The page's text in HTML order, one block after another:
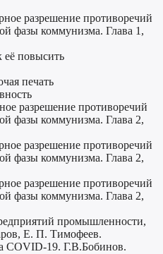
разрешение противоречий
фазы коммунизма. Глава 1,
её повысить
печать
разрешение противоречий
фазы коммунизма. Глава 2,
разрешение противоречий
фазы коммунизма. Глава 2,
разрешение противоречий
фазы коммунизма. Глава 2,
промышленности,
Е. П. Тимофеев.
COVID-19. Г.В.Бобинов.